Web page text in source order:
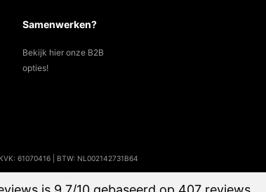
Samenwerken?
Bekijk hier onze B2B
opties!
61070416 | BTW: NL002142731B64